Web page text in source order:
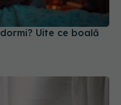
Uite ce boală